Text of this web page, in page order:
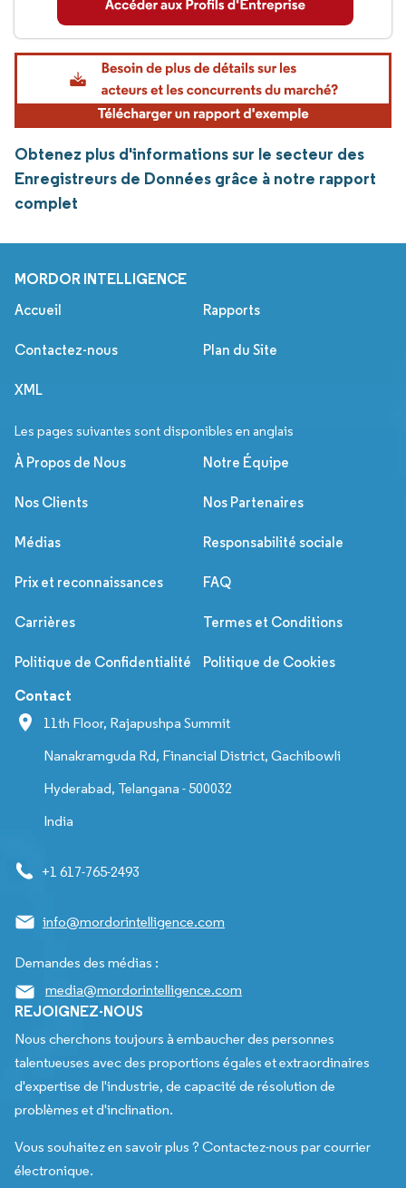
Obtenez plus d'informations sur le secteur des
Enregistreurs de Données grâce à notre rapport
complet
MORDOR INTELLIGENCE
Accueil Rapports
Contactez-nous Plan du Site
XML
Les pages suivantes sont disponibles en anglais
À Propos de Nous Notre Équipe
Nos Clients Nos Partenaires
Médias Responsabilité sociale
Prix et reconnaissances FAQ
Carrières Termes et Conditions
Politique de Confidentialité Politique de Cookies
Contact
11th Floor, Rajapushpa Summit
Nanakramguda Rd, Financial District, Gachibowli
Hyderabad, Telangana - 500032
India
+1 617-765-2493
info@mordorintelligence.com
Demandes des médias :
media@mordorintelligence.com
REJOIGNEZ-NOUS
Nous cherchons toujours à embaucher des personnes
talentueuses avec des proportions égales et extraordinaires
d'expertise de l'industrie, de capacité de résolution de
problèmes et d'inclination.
Vous souhaitez en savoir plus ? Contactez-nous par courrier
électronique.